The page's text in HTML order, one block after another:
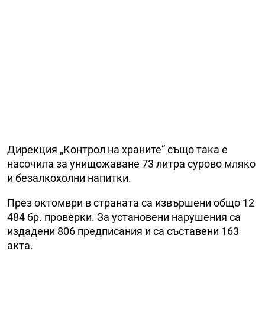
Дирекция „Контрол на храните” също така е
насочила за унищожаване 73 литра сурово мляко
и безалкохолни напитки.
През октомври в страната са извършени общо 12
484 бр. проверки. За установени нарушения са
издадени 806 предписания и са съставени 163
акта.